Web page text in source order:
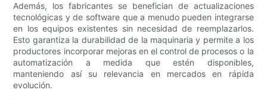
Además, los fabricantes se benefician de actualizaciones
tecnológicas y de software que a menudo pueden integrarse
en los equipos existentes sin necesidad de reemplazarlos.
Esto garantiza la durabilidad de la maquinaria y permite a los
productores incorporar mejoras en el control de procesos o la
automatización a medida que estén disponibles,
manteniendo así su relevancia en mercados en rápida
evolución.